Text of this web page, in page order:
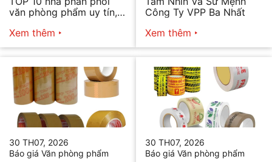
văn phòng phẩm uy tín,
Xem thêm
Công Ty VPP Ba Nhất
Xem thêm
30 TH07, 2026
Báo giá Văn phòng phẩm
30 TH07, 2026
Báo giá Văn phòng phẩm